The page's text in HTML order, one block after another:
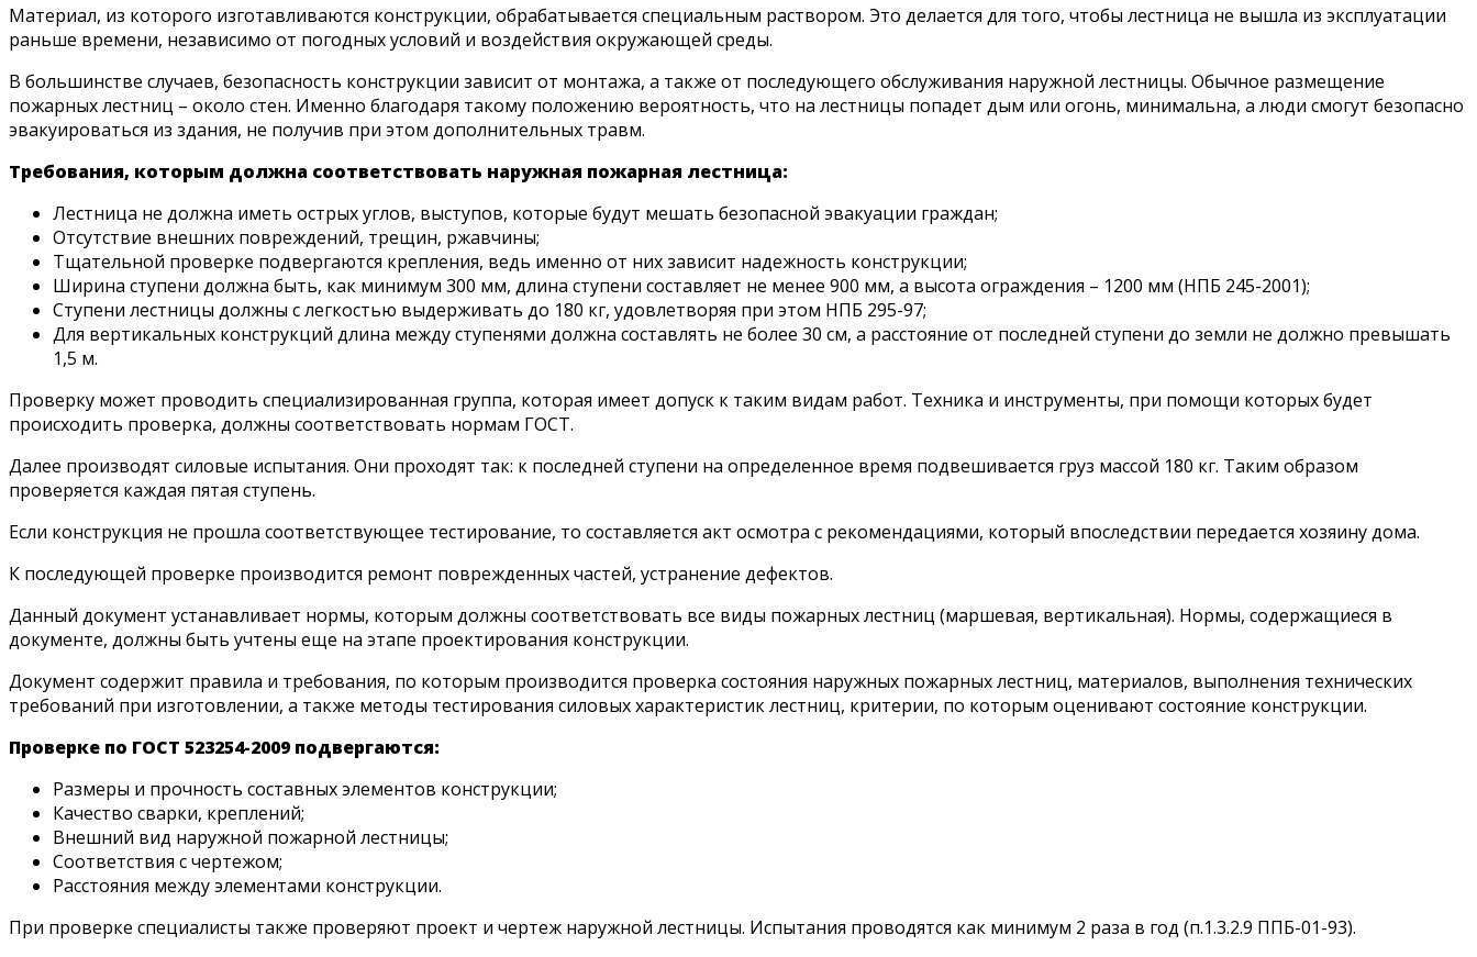
Материал, из которого изготавливаются конструкции, обрабатывается специальным раствором. Это делается для того, чтобы лестница не вышла из эксплуатации
раньше времени, независимо от погодных условий и воздействия окружающей среды.
В большинстве случаев, безопасность конструкции зависит от монтажа, а также от последующего обслуживания наружной лестницы. Обычное размещение
пожарных лестниц – около стен. Именно благодаря такому положению вероятность, что на лестницы попадет дым или огонь, минимальна, а люди смогут безопасно
эвакуироваться из здания, не получив при этом дополнительных травм.
Требования, которым должна соответствовать наружная пожарная лестница:
Лестница не должна иметь острых углов, выступов, которые будут мешать безопасной эвакуации граждан;
Отсутствие внешних повреждений, трещин, ржавчины;
Тщательной проверке подвергаются крепления, ведь именно от них зависит надежность конструкции;
Ширина ступени должна быть, как минимум 300 мм, длина ступени составляет не менее 900 мм, а высота ограждения – 1200 мм (НПБ 245-2001);
Ступени лестницы должны с легкостью выдерживать до 180 кг, удовлетворяя при этом НПБ 295-97;
Для вертикальных конструкций длина между ступенями должна составлять не более 30 см, а расстояние от последней ступени до земли не должно превышать
1,5 м.
Проверку может проводить специализированная группа, которая имеет допуск к таким видам работ. Техника и инструменты, при помощи которых будет
происходить проверка, должны соответствовать нормам ГОСТ.
Далее производят силовые испытания. Они проходят так: к последней ступени на определенное время подвешивается груз массой 180 кг. Таким образом
проверяется каждая пятая ступень.
Если конструкция не прошла соответствующее тестирование, то составляется акт осмотра с рекомендациями, который впоследствии передается хозяину дома.
К последующей проверке производится ремонт поврежденных частей, устранение дефектов.
Данный документ устанавливает нормы, которым должны соответствовать все виды пожарных лестниц (маршевая, вертикальная). Нормы, содержащиеся в
документе, должны быть учтены еще на этапе проектирования конструкции.
Документ содержит правила и требования, по которым производится проверка состояния наружных пожарных лестниц, материалов, выполнения технических
требований при изготовлении, а также методы тестирования силовых характеристик лестниц, критерии, по которым оценивают состояние конструкции.
Проверке по ГОСТ 523254-2009 подвергаются:
Размеры и прочность составных элементов конструкции;
Качество сварки, креплений;
Внешний вид наружной пожарной лестницы;
Соответствия с чертежом;
Расстояния между элементами конструкции.
При проверке специалисты также проверяют проект и чертеж наружной лестницы. Испытания проводятся как минимум 2 раза в год (п.1.3.2.9 ППБ-01-93).